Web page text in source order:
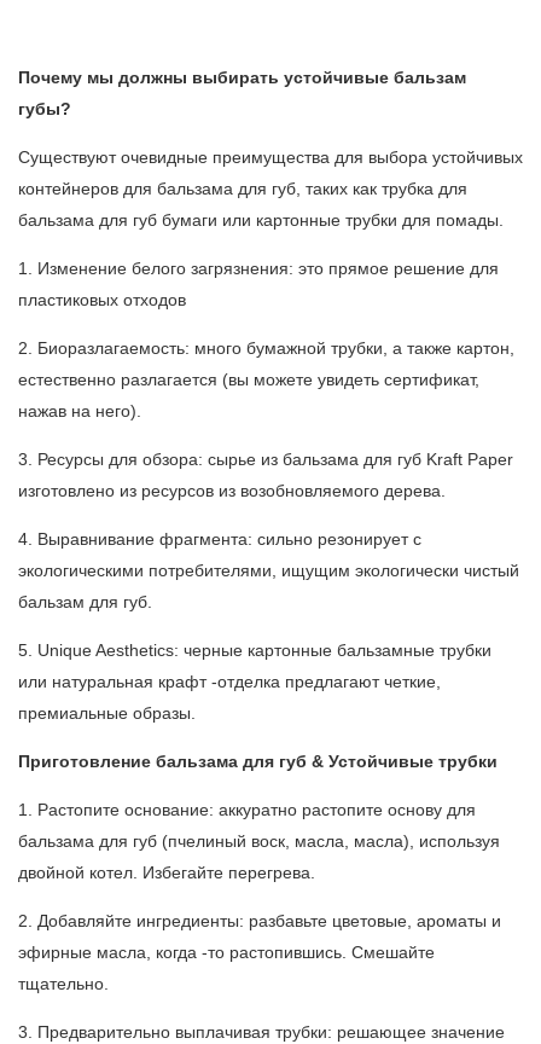
Почему мы должны выбирать устойчивые бальзам
губы?
Существуют очевидные преимущества для выбора устойчивых
контейнеров для бальзама для губ, таких как трубка для
бальзама для губ бумаги или картонные трубки для помады.
1. Изменение белого загрязнения: это прямое решение для
пластиковых отходов
2. Биоразлагаемость: много бумажной трубки, а также картон,
естественно разлагается (вы можете увидеть сертификат,
нажав на него).
3. Ресурсы для обзора: сырье из бальзама для губ Kraft Paper
изготовлено из ресурсов из возобновляемого дерева.
4. Выравнивание фрагмента: сильно резонирует с
экологическими потребителями, ищущим экологически чистый
бальзам для губ.
5. Unique Aesthetics: черные картонные бальзамные трубки
или натуральная крафт -отделка предлагают четкие,
премиальные образы.
Приготовление бальзама для губ & Устойчивые трубки
1. Растопите основание: аккуратно растопите основу для
бальзама для губ (пчелиный воск, масла, масла), используя
двойной котел. Избегайте перегрева.
2. Добавляйте ингредиенты: разбавьте цветовые, ароматы и
эфирные масла, когда -то растопившись. Смешайте
тщательно.
3. Предварительно выплачивая трубки: решающее значение